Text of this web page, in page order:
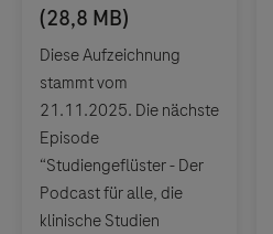
Diese Aufzeichnung
stammt vom
21.11.2025. Die nächste
Episode
“Studiengeflüster - Der
Podcast für alle, die
klinische Studien